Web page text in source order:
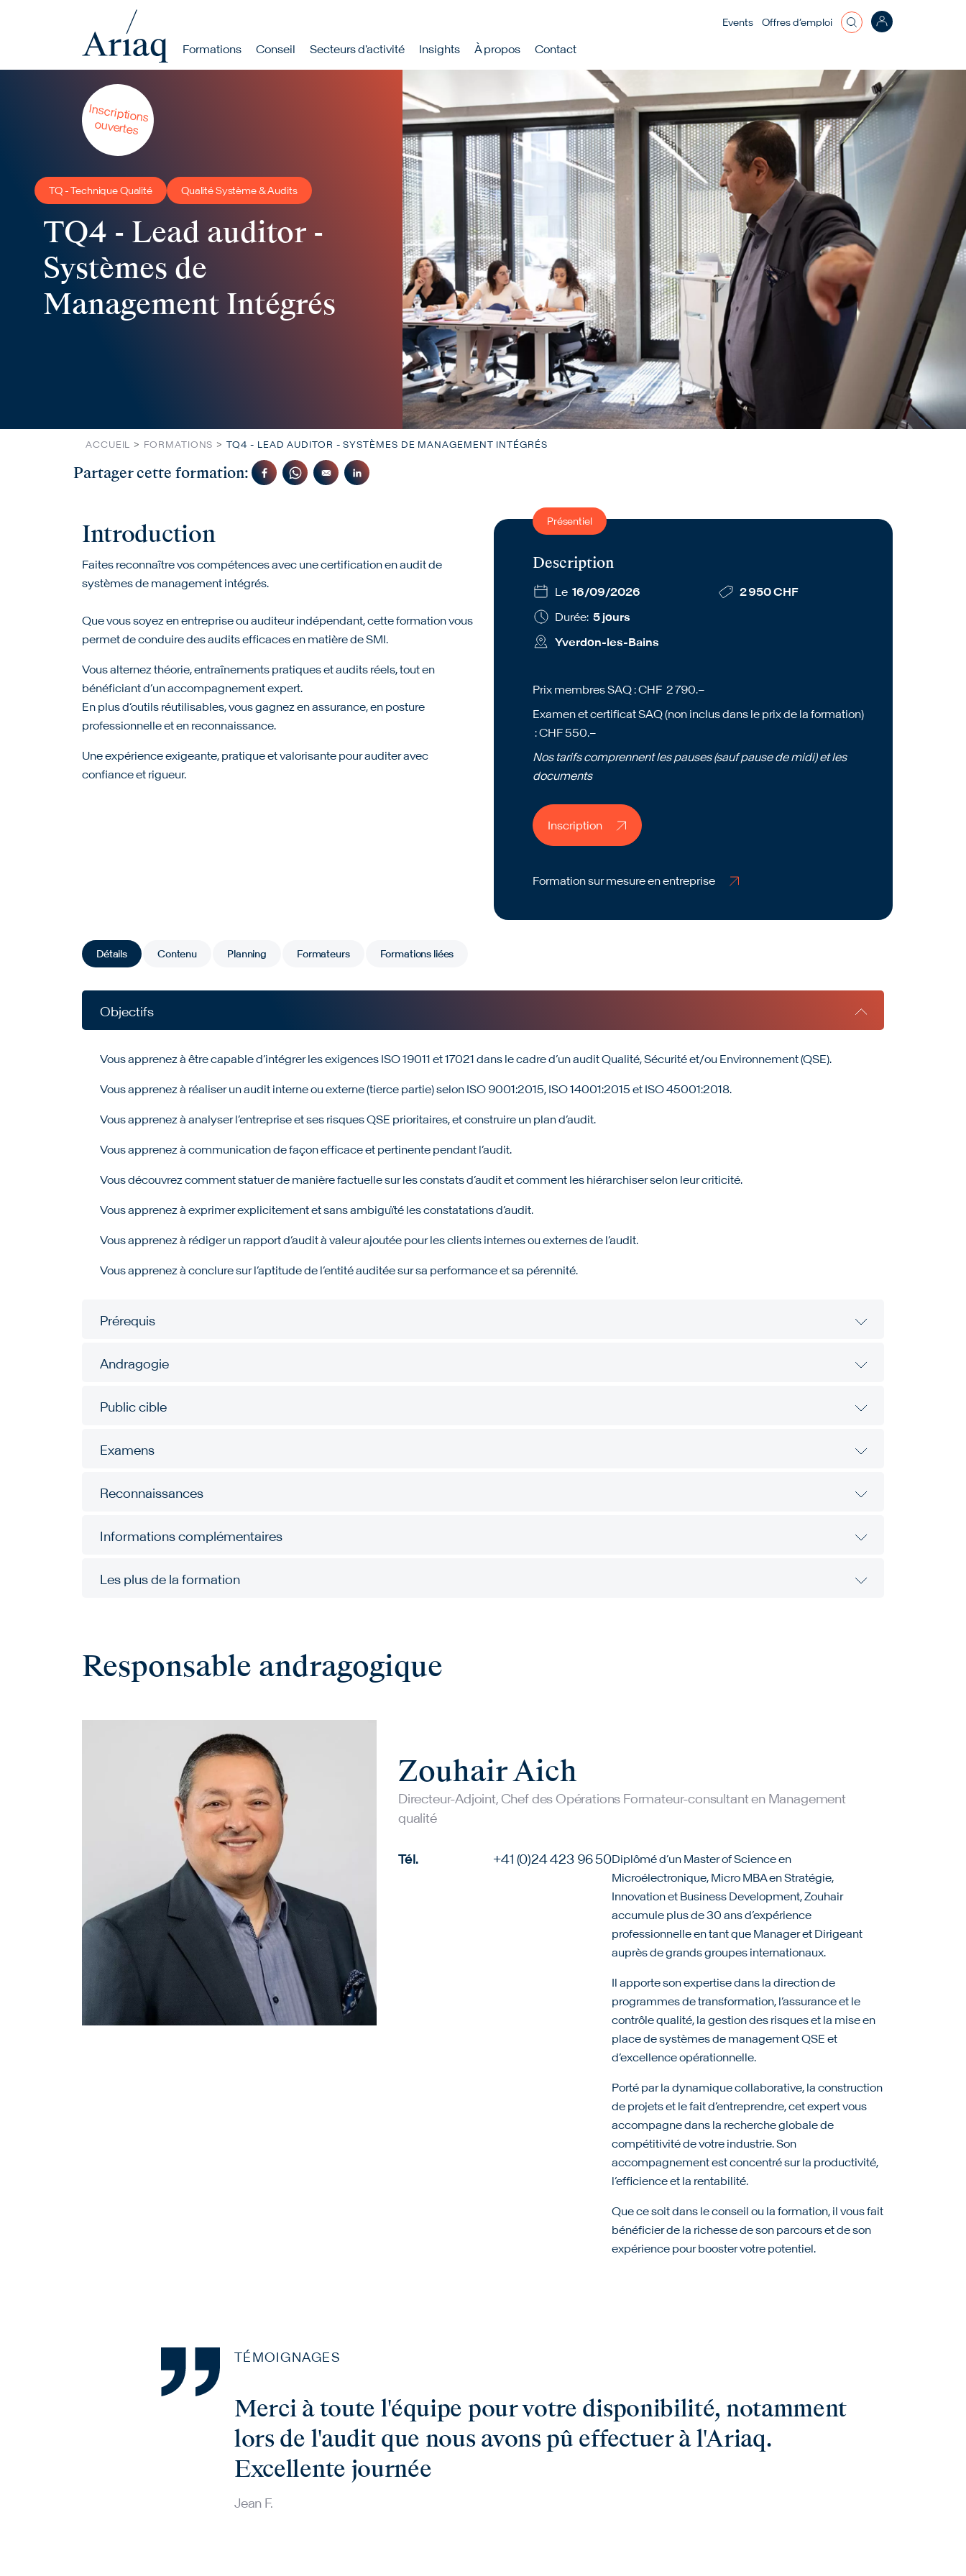
Aller au contenu principal
Navigation principale
Formations Conseil Secteurs d'activité Insights À propos Contact
Top bar menu
Events Offres d’emploi
TQ - Technique Qualité Qualité Système & Audits
TQ4 - Lead auditor -
Systèmes de
Management Intégrés
Inscriptions
ouvertes
ACCUEIL FORMATIONS TQ4 - LEAD AUDITOR - SYSTÈMES DE MANAGEMENT INTÉGRÉS
Partager cette formation:
Introduction
Faites reconnaître vos compétences avec une certification en audit de
systèmes de management intégrés.
Que vous soyez en entreprise ou auditeur indépendant, cette formation vous
permet de conduire des audits efficaces en matière de SMI.
Vous alternez théorie, entraînements pratiques et audits réels, tout en
bénéficiant d’un accompagnement expert.
En plus d’outils réutilisables, vous gagnez en assurance, en posture
professionnelle et en reconnaissance.
Une expérience exigeante, pratique et valorisante pour auditer avec
confiance et rigueur.
Présentiel
Description
Le 16/09/2026
2 950 CHF
Durée: 5 jours
Yverdon-les-Bains
Prix membres SAQ : CHF 2 790.–
Examen et certificat SAQ (non inclus dans le prix de la formation)
: CHF 550.–
Nos tarifs comprennent les pauses (sauf pause de midi) et les
documents
Inscription
Inscription
Formation sur mesure en entreprise
Détails Contenu Planning Formateurs Formations liées
Objectifs
Vous apprenez à être capable d’intégrer les exigences ISO 19011 et 17021 dans le cadre d’un audit Qualité, Sécurité et/ou Environnement (QSE).
Vous apprenez à réaliser un audit interne ou externe (tierce partie) selon ISO 9001:2015, ISO 14001:2015 et ISO 45001:2018.
Vous apprenez à analyser l’entreprise et ses risques QSE prioritaires, et construire un plan d’audit.
Vous apprenez à communication de façon efficace et pertinente pendant l’audit.
Vous découvrez comment statuer de manière factuelle sur les constats d’audit et comment les hiérarchiser selon leur criticité.
Vous apprenez à exprimer explicitement et sans ambiguïté les constatations d’audit.
Vous apprenez à rédiger un rapport d’audit à valeur ajoutée pour les clients internes ou externes de l’audit.
Vous apprenez à conclure sur l’aptitude de l’entité auditée sur sa performance et sa pérennité.
Prérequis
Andragogie
Public cible
Examens
Reconnaissances
Informations complémentaires
Les plus de la formation
Responsable andragogique
Zouhair Aich
Directeur-Adjoint, Chef des Opérations Formateur-consultant en Management
qualité
Tél. +41 (0)24 423 96 50Diplômé d’un Master of Science en
Microélectronique, Micro MBA en Stratégie,
Innovation et Business Development, Zouhair
accumule plus de 30 ans d’expérience
professionnelle en tant que Manager et Dirigeant
auprès de grands groupes internationaux.
Il apporte son expertise dans la direction de
programmes de transformation, l’assurance et le
contrôle qualité, la gestion des risques et la mise en
place de systèmes de management QSE et
d’excellence opérationnelle.
Porté par la dynamique collaborative, la construction
de projets et le fait d’entreprendre, cet expert vous
accompagne dans la recherche globale de
compétitivité de votre industrie. Son
accompagnement est concentré sur la productivité,
l’efficience et la rentabilité.
Que ce soit dans le conseil ou la formation, il vous fait
bénéficier de la richesse de son parcours et de son
expérience pour booster votre potentiel.
TÉMOIGNAGES
Merci à toute l'équipe pour votre disponibilité, notamment
lors de l'audit que nous avons pû effectuer à l'Ariaq.
Excellente journée
Jean F.